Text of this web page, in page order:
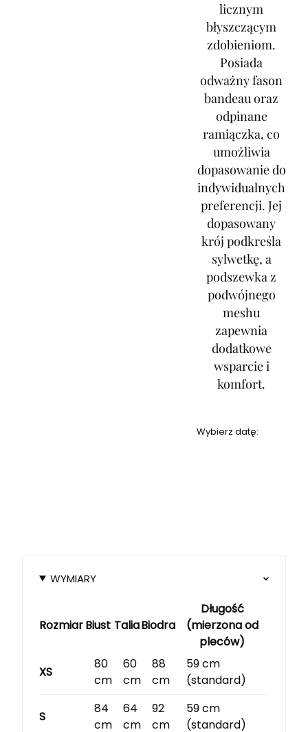
licznym
błyszczącym
zdobieniom.
Posiada
odważny fason
bandeau oraz
odpinane
ramiączka, co
umożliwia
dopasowanie do
indywidualnych
preferencji. Jej
dopasowany
krój podkreśla
sylwetkę, a
podszewka z
podwójnego
meshu
zapewnia
dodatkowe
wsparcie i
komfort.
Wybierz datę:
WYMIARY
RozmiarBiust TaliaBiodra
Długość
(mierzona od
pleców)
XS
80
cm
60
cm
88
cm
59 cm
(standard)
S
84
cm
64
cm
92
cm
59 cm
(standard)